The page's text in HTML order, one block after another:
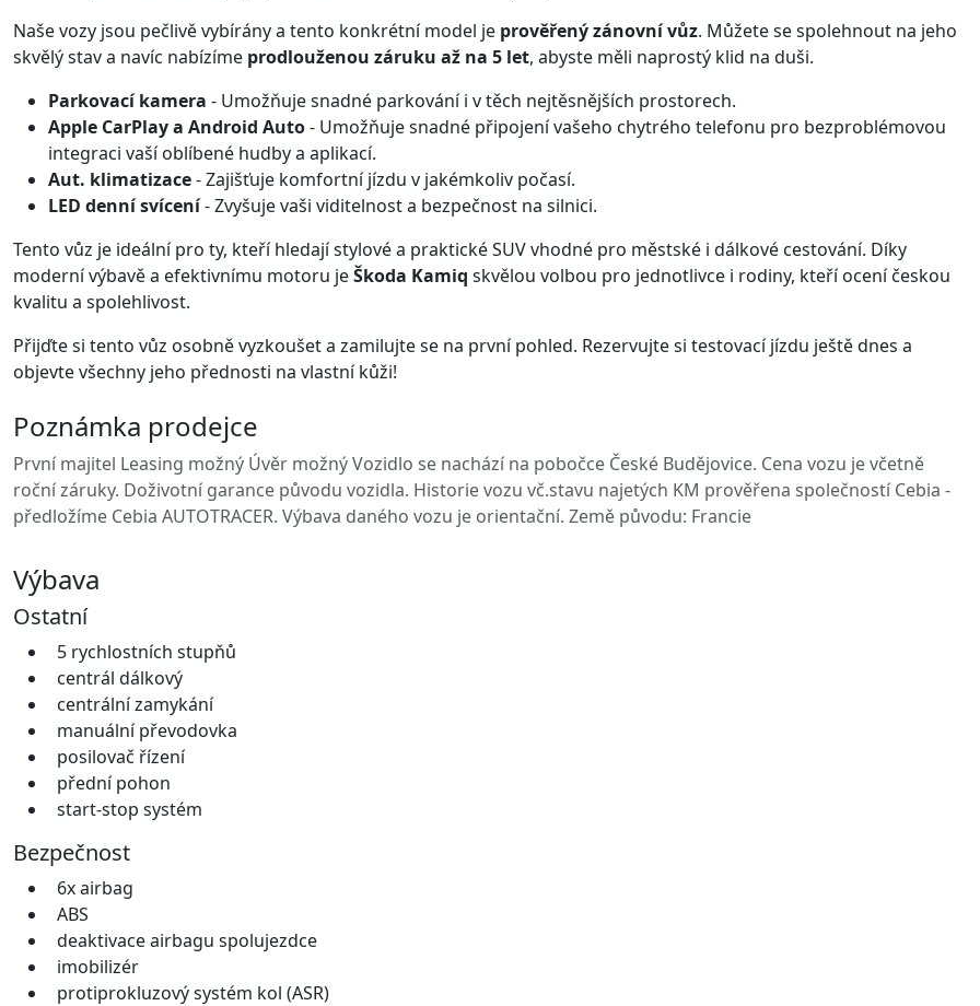
Naše vozy jsou pečlivě vybírány a tento konkrétní model je prověřený zánovní vůz. Můžete se spolehnout na jeho
skvělý stav a navíc nabízíme prodlouženou záruku až na 5 let, abyste měli naprostý klid na duši.
Parkovací kamera - Umožňuje snadné parkování i v těch nejtěsnějších prostorech.
Apple CarPlay a Android Auto- Umožňuje snadné připojení vašeho chytrého telefonu pro bezproblémovou
integraci vaší oblíbené hudby a aplikací.
Aut. klimatizace- Zajišťuje komfortní jízdu v jakémkoliv počasí.
LED denní svícení- Zvyšuje vaši viditelnost a bezpečnost na silnici.
Tento vůz je ideální pro ty, kteří hledají stylové a praktické SUV vhodné pro městské i dálkové cestování. Díky
moderní výbavě a efektivnímu motoru jeŠkoda Kamiq skvělou volbou pro jednotlivce i rodiny, kteří ocení českou
kvalitu a spolehlivost.
Přijďte si tento vůz osobně vyzkoušet a zamilujte se na první pohled. Rezervujte si testovací jízdu ještě dnes a
objevte všechny jeho přednosti na vlastní kůži!
Poznámka prodejce
První majitel Leasing možný Úvěr možný Vozidlo se nachází na pobočce České Budějovice. Cena vozu je včetně
roční záruky. Doživotní garance původu vozidla. Historie vozu vč.stavu najetých KM prověřena společností Cebia -
předložíme Cebia AUTOTRACER. Výbava daného vozu je orientační. Země původu: Francie
Výbava
Ostatní
5 rychlostních stupňů
centrál dálkový
centrální zamykání
manuální převodovka
posilovač řízení
přední pohon
start-stop systém
Bezpečnost
6x airbag
ABS
deaktivace airbagu spolujezdce
imobilizér
protiprokluzový systém kol (ASR)